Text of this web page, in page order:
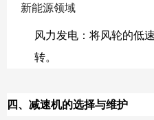
新能源领域
风力发电：将风轮的低
转。
四、减速机的选择与维护